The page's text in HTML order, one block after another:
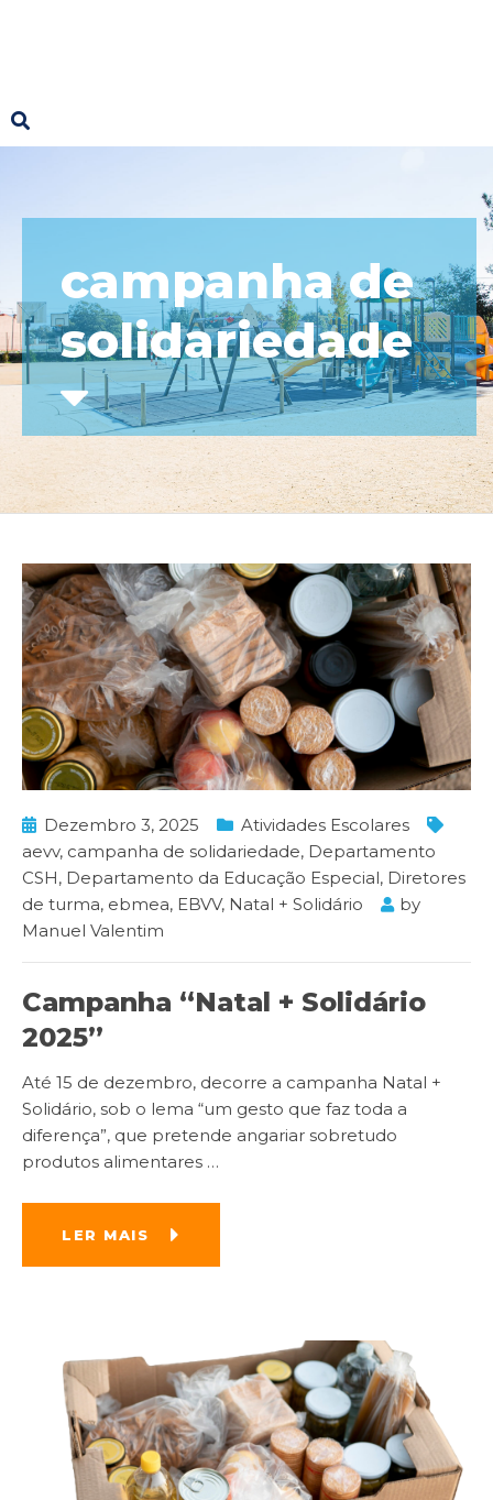
campanha de
solidariedade
Dezembro 3, 2025
Atividades Escolares
aevv, campanha de solidariedade, Departamento
CSH, Departamento da Educação Especial, Diretores
de turma, ebmea, EBVV, Natal + Solidário
by
Manuel Valentim
Campanha “Natal + Solidário
2025”
Até 15 de dezembro, decorre a campanha Natal +
Solidário, sob o lema “um gesto que faz toda a
diferença”, que pretende angariar sobretudo
produtos alimentares …
LER MAIS